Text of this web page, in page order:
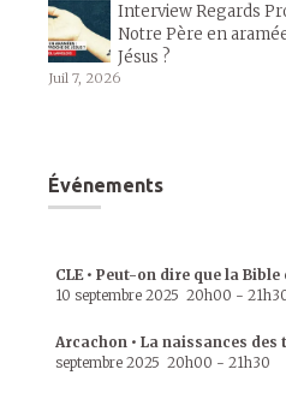
Interview Regards
Notre Père en
Jésus ?
Juil 7, 2026
Événements
CLE • Peut-on dire que la
10 septembre 2025 20h00 -
Arcachon • La naissances
septembre 2025 20h00 - 21h30